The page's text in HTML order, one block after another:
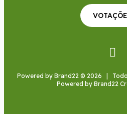
Powered by Brand22 © 2026 |
Powered by Brand22